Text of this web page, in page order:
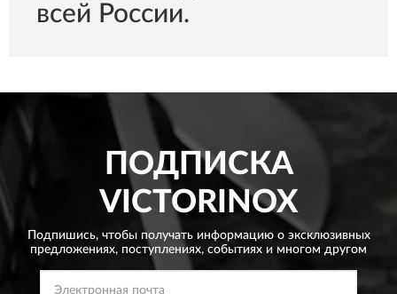
всей России.
ПОДПИСКА
VICTORINOX
Подпишись, чтобы получать информацию о эксклюзивных
предложениях, поступлениях, событиях и многом другом